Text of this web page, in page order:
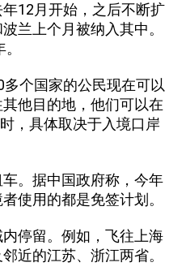
12月开始，之后不断扩
兰上个月被纳入其中。
个国家的公民现在可以
他目的地，他们可以在
，具体取决于入境口岸
。据中国政府称，今年
使用的都是免签计划。
停留。例如，飞往上海
近的江苏、浙江两省。